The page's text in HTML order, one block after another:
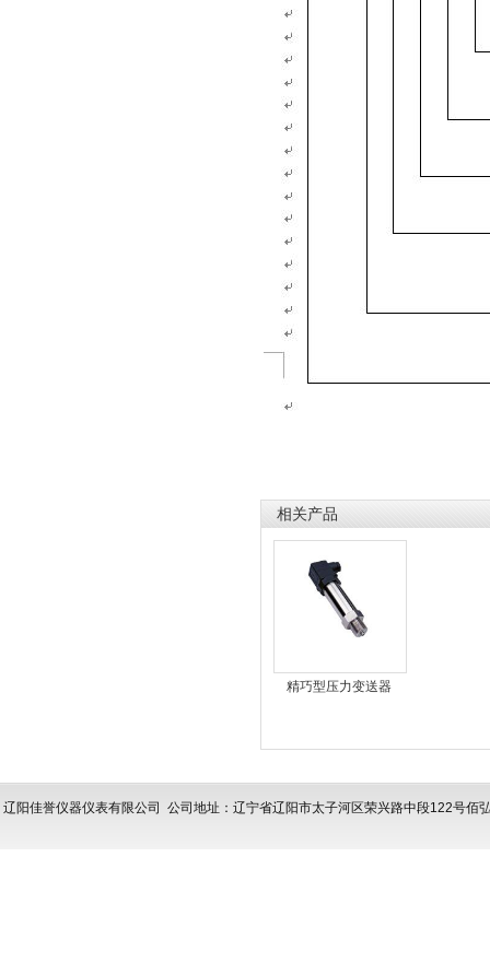
相关产品
精巧型压力变送器
辽阳佳誉仪器仪表有限公司 公司地址：辽宁省辽阳市太子河区荣兴路中段122号